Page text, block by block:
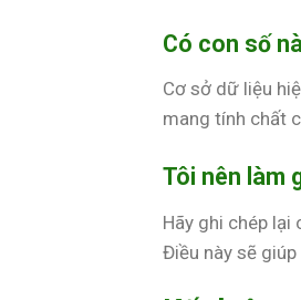
Có con số
Cơ sở dữ liệu
mang tính chất
Tôi nên làm
Hãy ghi chép lại
Điều này sẽ